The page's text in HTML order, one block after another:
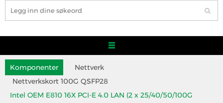
Komponenter
Nettverk
Nettverkskort 100G QSFP28
Intel OEM E810 16X PCI-E 4.0 LAN (2 x 25/40/50/100G